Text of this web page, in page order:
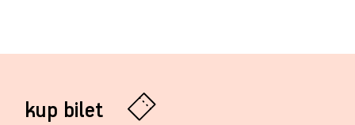
kup bilet